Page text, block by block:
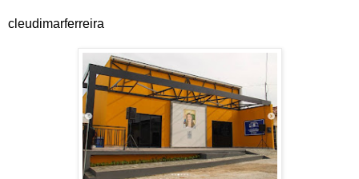
cleudimarferreira